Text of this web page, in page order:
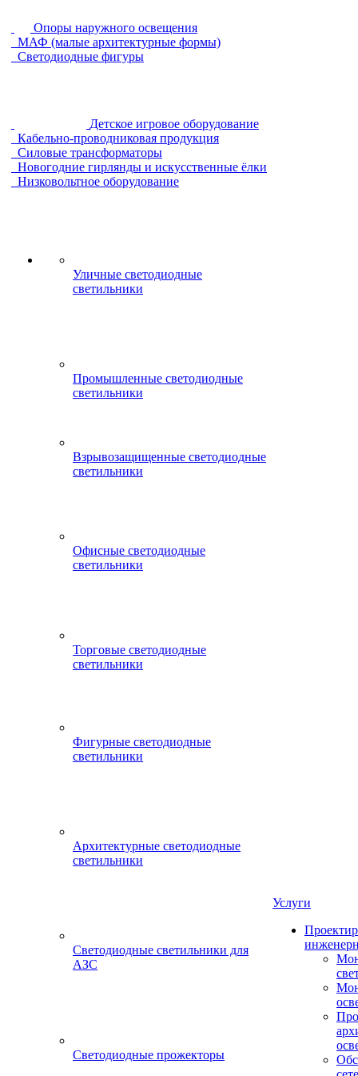
Опоры наружного освещения
МАФ (малые архитектурные формы)
Светодиодные фигуры
Детское игровое оборудование
Кабельно-проводниковая продукция
Силовые трансформаторы
Новогодние гирлянды и искусственные ёлки
Низковольтное оборудование
Уличные светодиодные
светильники
Промышленные светодиодные
светильники
Взрывозащищенные светодиодные
светильники
Офисные светодиодные
светильники
Торговые светодиодные
светильники
Фигурные светодиодные
светильники
Архитектурные светодиодные
светильники
Светодиодные светильники для
АЗС
Светодиодные прожекторы
Услуги